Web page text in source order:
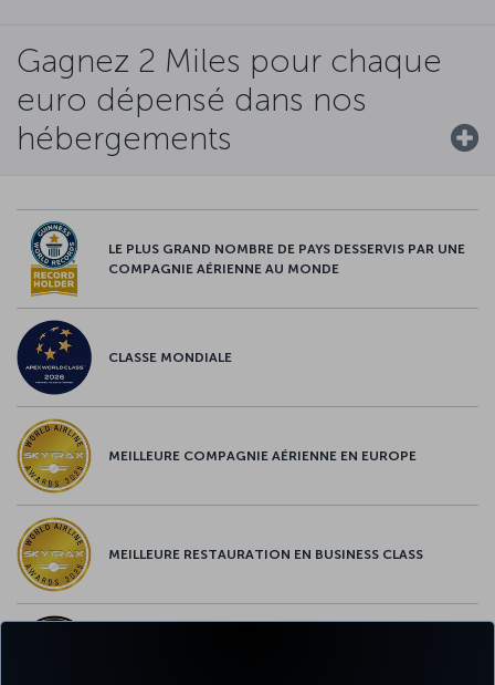
Gagnez 2 Miles pour chaque
euro dépensé dans nos
hébergements
LE PLUS GRAND NOMBRE DE PAYS DESSERVIS PAR UNE
COMPAGNIE AÉRIENNE AU MONDE
CLASSE MONDIALE
MEILLEURE COMPAGNIE AÉRIENNE EN EUROPE
MEILLEURE RESTAURATION EN BUSINESS CLASS